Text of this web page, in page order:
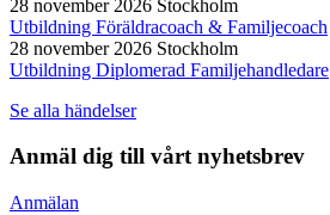
28 november 2026 Stockholm
Utbildning Föräldracoach & Familjecoach
28 november 2026 Stockholm
Utbildning Diplomerad Familjehandledare
Se alla händelser
Anmäl dig till vårt nyhetsbrev
Anmälan